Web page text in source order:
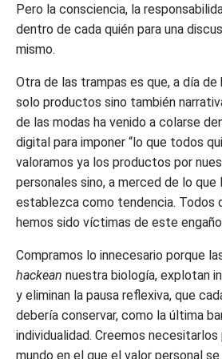
Pero la consciencia, la
dentro de cada quién para una
mismo.
Otra de las trampas es que, a día de
solo productos sino también
de las modas ha venido a colarse
digital para imponer “lo que todos
valoramos ya los productos por
personales sino, a merced de lo que
establezca como tendencia. Todos
hemos sido víctimas de este
Compramos lo innecesario porque
hackean nuestra biología, explotan
y eliminan la pausa reflexiva, que
debería conservar, como la última
individualidad. Creemos
mundo en el que el valor personal